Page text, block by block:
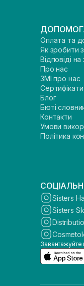
Оплата та
Як зробити
Відповіді
Про нас
ЗМІ про нас
Блог
Бюті
Контакти
Умови
Політика
Sisters
Sisters